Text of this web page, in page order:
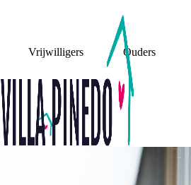
Vrijwilligers Ouders